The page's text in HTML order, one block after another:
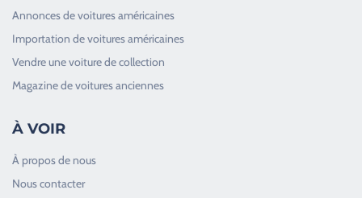
Annonces de voitures américaines
Importation de voitures américaines
Vendre une voiture de collection
Magazine de voitures anciennes
À VOIR
À propos de nous
Nous contacter